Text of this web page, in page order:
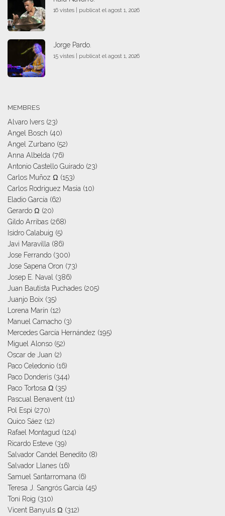
16 vistes | publicat el agost 1, 2026
Jorge Pardo.
15 vistes | publicat el agost 1, 2026
MEMBRES
Alvaro Ivers (23)
Angel Bosch (40)
Angel Zurbano (52)
Anna Albelda (76)
Antonio Castello Guirado (23)
Carlos Muñoz Ω (153)
Carlos Rodriguez Masia (10)
Eladio García (62)
Gerardo Ω (20)
Gildo Arribas (268)
Isidro Calabuig (5)
Javi Maravilla (86)
Jose Ferrando (300)
Jose Sapena Oron (73)
Josep E. Naval
(386)
Juan Bautista Puchades (205)
Juanjo Boix (35)
Lorena Marín (12)
Manuel Camacho (3)
Mercedes García Hernández (195)
Miguel Alonso (52)
Oscar de Juan (2)
Paco Celedonio (16)
Paco Donderis (344)
Paco Tortosa Ω (35)
Pascual Benavent (11)
Pol Espi (270)
Quico Sáez (12)
Rafael Montagud (124)
Ricardo Esteve (39)
Salvador Candel Benedito (8)
Salvador Llanes (16)
Samuel Santarromana (6)
Teresa J. Sangrós García (45)
Toni Roig (310)
Vicent Banyuls Ω (312)